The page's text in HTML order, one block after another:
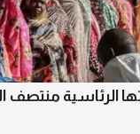
الرئاسية منتصف